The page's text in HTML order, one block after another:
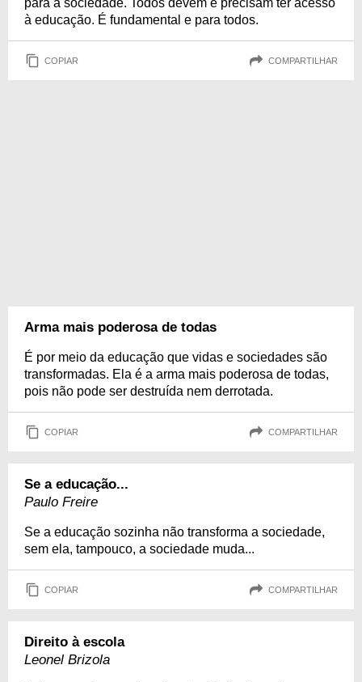
para a sociedade. Todos devem e precisam ter acesso
à educação. É fundamental e para todos.
COPIAR COMPARTILHAR
Arma mais poderosa de todas
É por meio da educação que vidas e sociedades são
transformadas. Ela é a arma mais poderosa de todas,
pois não pode ser destruída nem derrotada.
COPIAR COMPARTILHAR
Se a educação...
Paulo Freire
Se a educação sozinha não transforma a sociedade,
sem ela, tampouco, a sociedade muda...
COPIAR COMPARTILHAR
Direito à escola
Leonel Brizola